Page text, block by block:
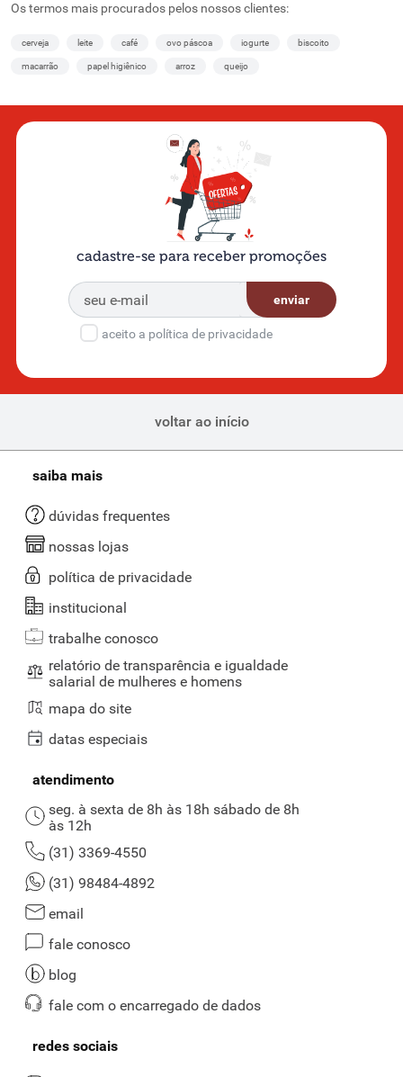
Os termos mais procurados pelos nossos clientes:
cerveja leite café ovo páscoa iogurte biscoito
macarrão papel higiênico arroz queijo
cadastre-se para receber promoções
enviar
aceito a política de privacidade
voltar ao início
saiba mais
dúvidas frequentes
nossas lojas
política de privacidade
institucional
trabalhe conosco
relatório de transparência e igualdade
salarial de mulheres e homens
mapa do site
datas especiais
atendimento
seg. à sexta de 8h às 18h sábado de 8h
às 12h
(31) 3369-4550
(31) 98484-4892
email
fale conosco
blog
fale com o encarregado de dados
redes sociais